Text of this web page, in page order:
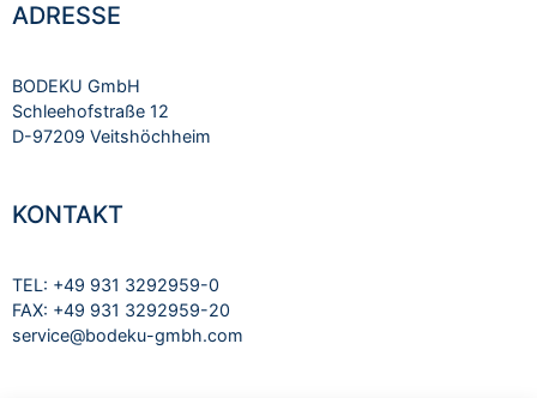
ADRESSE
BODEKU GmbH
Schleehofstraße 12
D-97209 Veitshöchheim
KONTAKT
TEL: +49 931 3292959-0
FAX: +49 931 3292959-20
service@bodeku-gmbh.com